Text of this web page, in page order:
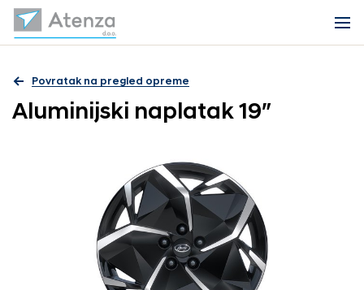
Povratak na pregled opreme
Aluminijski naplatak 19″